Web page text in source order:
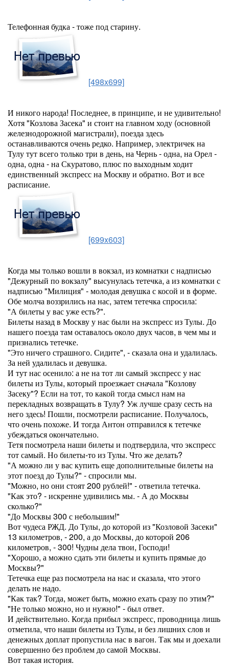
Телефонная будка - тоже под старину.
[498x699]
И никого народа! Последнее, в принципе, и не удивительно!
Хотя "Козлова Засека" и стоит на главном ходу (основной
железнодорожной магистрали), поезда здесь
останавливаются очень редко. Например, электричек на
Тулу тут всего только три в день, на Чернь - одна, на Орел -
одна, одна - на Скуратово, плюс по выходным ходит
единственный экспресс на Москву и обратно. Вот и все
расписание.
[699x603]
Когда мы только вошли в вокзал, из комнатки с надписью
"Дежурный по вокзалу" высунулась тетечка, а из комнатки с
надписью "Милиция" - молодая девушка с косой и в форме.
Обе молча воззрились на нас, затем тетечка спросила:
"А билеты у вас уже есть?".
Билеты назад в Москву у нас были на экспресс из Тулы. До
нашего поезда там оставалось около двух часов, в чем мы и
признались тетечке.
"Это ничего страшного. Сидите", - сказала она и удалилась.
За ней удалилась и девушка.
И тут нас осенило: а не на тот ли самый экспресс у нас
билеты из Тулы, который проезжает сначала "Козлову
Засеку"? Если на тот, то какой тогда смысл нам на
перекладных возвращать в Тулу? Уж лучше сразу сесть на
него здесь! Пошли, посмотрели расписание. Получалось,
что очень похоже. И тогда Антон отправился к тетечке
убеждаться окончательно.
Тетя посмотрела наши билеты и подтвердила, что экспресс
тот самый. Но билеты-то из Тулы. Что же делать?
"А можно ли у вас купить еще дополнительные билеты на
этот поезд до Тулы?" - спросили мы.
"Можно, но они стоят 200 рублей!" - ответила тетечка.
"Как это? - искренне удивились мы. - А до Москвы
сколько?"
"До Москвы 300 с небольшим!"
Вот чудеса РЖД. До Тулы, до которой из "Козловой Засеки"
13 километров, - 200, а до Москвы, до которой 206
километров, - 300! Чудны дела твои, Господи!
"Хорошо, а можно сдать эти билеты и купить прямые до
Москвы?"
Тетечка еще раз посмотрела на нас и сказала, что этого
делать не надо.
"Как так? Тогда, может быть, можно ехать сразу по этим?"
"Не только можно, но и нужно!" - был ответ.
И действительно. Когда прибыл экспресс, проводница лишь
отметила, что наши билеты из Тулы, и без лишних слов и
денежных доплат пропустила нас в вагон. Так мы и доехали
совершенно без проблем до самой Москвы.
Вот такая история.